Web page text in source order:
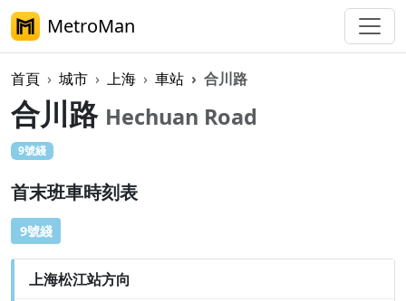
MetroMan
首頁 城市 上海 車站 合川路
合川路 Hechuan Road
9號綫
首末班車時刻表
9號綫
上海松江站方向